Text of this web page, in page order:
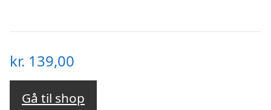
kr. 139,00
Gå til shop